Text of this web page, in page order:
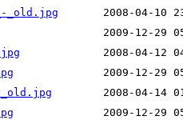
_old.jpg
_old.jpg